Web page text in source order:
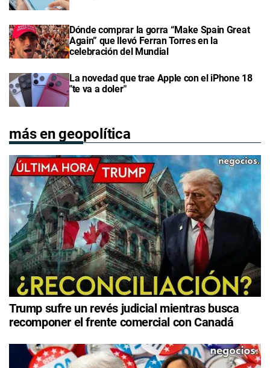
Dónde comprar la gorra “Make Spain Great
Again” que llevó Ferran Torres en la
celebración del Mundial
La novedad que trae Apple con el iPhone 18
"te va a doler"
más en geopolítica
Trump sufre un revés judicial mientras busca
recomponer el frente comercial con Canadá